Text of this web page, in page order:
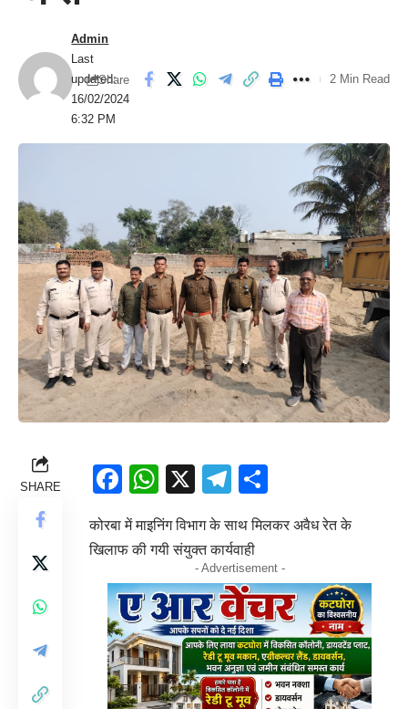
Last
updated:
16/02/2024
6:32 PM
Admin
Share 2 Min Read
SHARE Facebook
WhatsApp
X Telegram
कोरबा में माइनिंग विभाग के साथ मिलकर अवैध रेत के
खिलाफ की गयी संयुक्त कार्यवाही
- Advertisement -